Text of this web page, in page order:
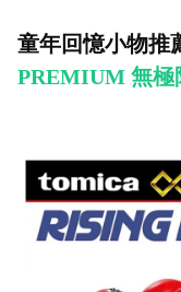
童年回憶小物推
PREMIUM 無極